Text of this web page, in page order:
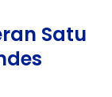
Satu